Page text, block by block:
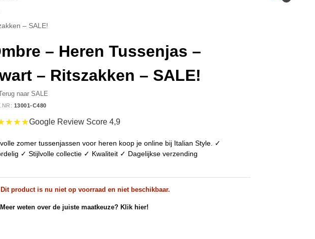
– SALE!
– Heren Tussenjas –
– Ritszakken – SALE!
naar SALE
13001-C480
Google Review Score 4,9
zomer tussenjassen voor heren koop je online bij Italian Style. ✓
✓ Stijlvolle collectie ✓ Kwaliteit ✓ Dagelijkse verzending
Dit product is nu niet op voorraad en niet beschikbaar.
Meer weten over de juiste maatkeuze? Klik hier!